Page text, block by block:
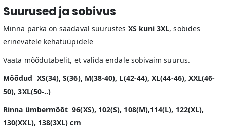
Suurused ja sobivus
Minna parka on saadaval suurustes XS kuni 3XL, sobides
erinevatele kehatüüpidele
Vaata mõõdutabelit, et valida endale sobivaim suurus.
Mõõdud XS(34), S(36), M(38-40), L(42-44), XL(44-46), XXL(46-
50), 3XL(50-..)
Rinna ümbermõõt 96(XS), 102(S), 108(M),114(L), 122(XL),
130(XXL), 138(3XL) cm